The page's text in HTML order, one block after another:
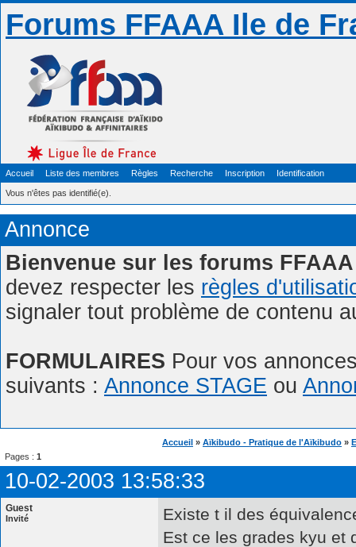
Forums FFAAA Ile de
Accueil Liste des membres Règles Recherche Inscription Identification
Vous n'êtes pas identifié(e).
Annonce
Bienvenue sur les forums FFAAA
devez respecter les règles
signaler tout problème de contenu
FORMULAIRES Pour vos
suivants : Annonce STAGE ou
Accueil » Aïkibudo - Pratique de l'Aïkibudo »
Pages : 1
10-02-2003 13:58:33
Guest
Invité
Existe t il des
Est ce les grades kyu et